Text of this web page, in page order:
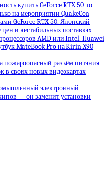
купить GeForce RTX 50 по
на мероприятии QuakeCon
GeForce RTX 50. Японский
и нестабильных поставках
AMD или Intel. Huawei
MateBook Pro на Kirin X90
пожароопасный разъём питания
в своих новых видеокартах
электронный
— он заменит установки